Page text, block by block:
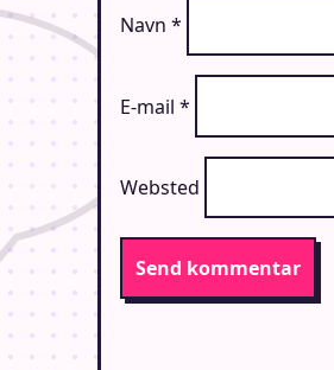
Navn *
E-mail *
Websted